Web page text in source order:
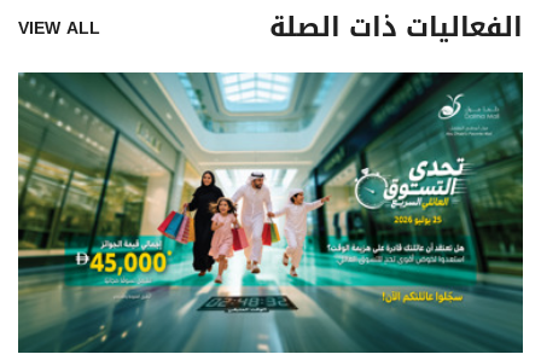
الفعاليات ذات الصلة VIEW ALL